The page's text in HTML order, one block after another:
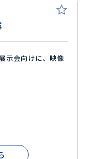
示会向けに、映像